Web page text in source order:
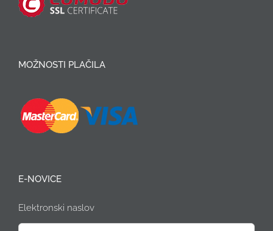
MOŽNOSTI PLAČILA
E-NOVICE
Elektronski naslov